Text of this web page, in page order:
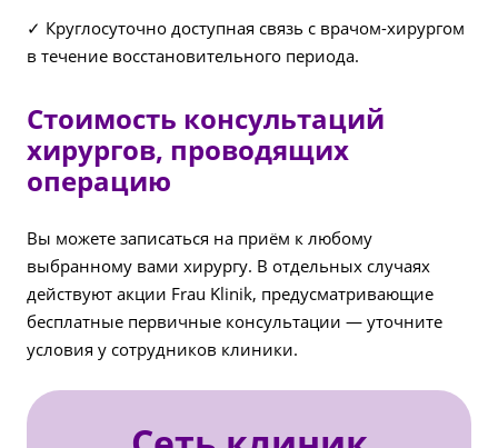
✓ Круглосуточно доступная связь с врачом-хирургом
в течение восстановительного периода.
Стоимость консультаций
хирургов, проводящих
операцию
Вы можете записаться на приём к любому
выбранному вами хирургу. В отдельных случаях
действуют акции Frau Klinik, предусматривающие
бесплатные первичные консультации — уточните
условия у сотрудников клиники.